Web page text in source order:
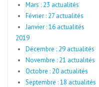
Mars : 23 actualités
Février : 27 actualités
Janvier : 16 actualités
2019
Décembre : 29 actualités
Novembre : 21 actualités
Octobre : 20 actualités
Septembre : 18 actualités